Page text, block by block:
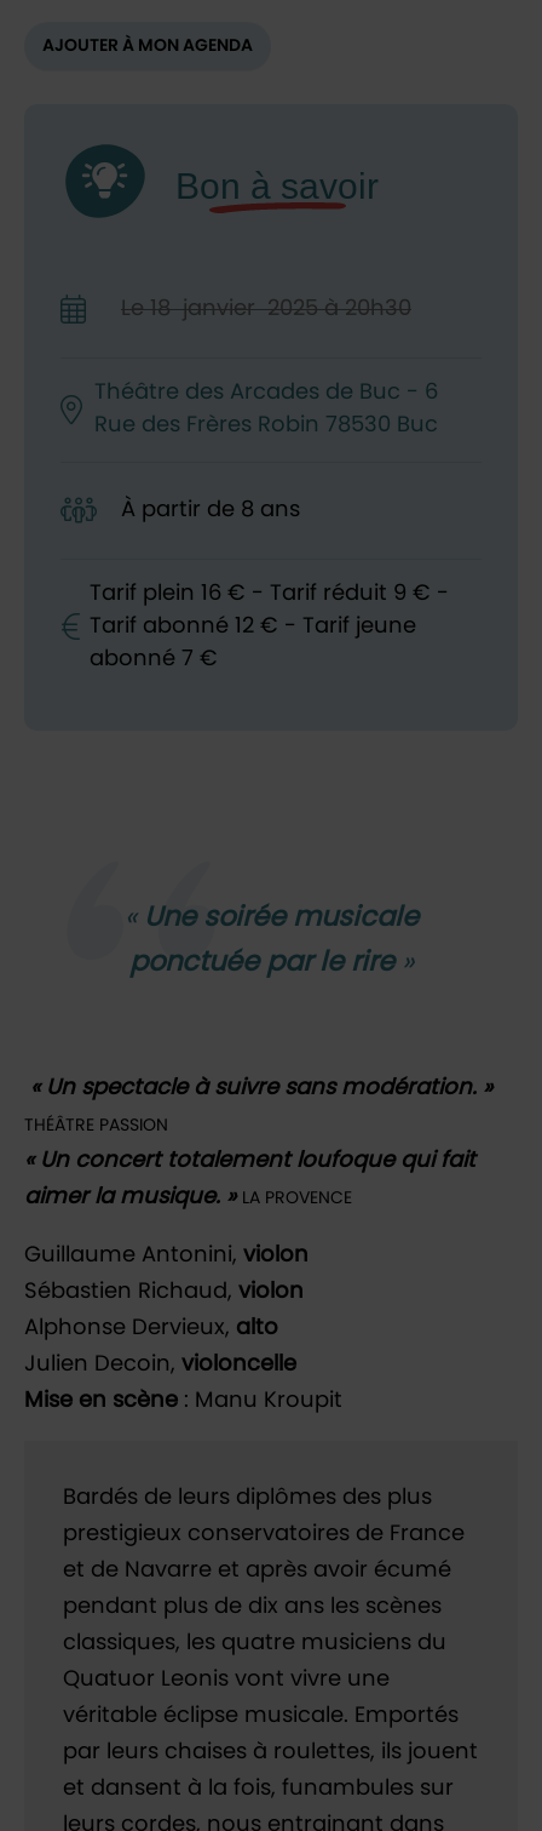
AJOUTER À MON AGENDA
Le18 janvier 2025 à 20h30
Théâtre des Arcades de Buc - 6
Rue des Frères Robin 78530 Buc
À partir de 8 ans
Tarif plein 16 € - Tarif réduit 9 € -
Tarif abonné 12 € - Tarif jeune
abonné 7 €
Une soirée musicale
ponctuée par le rire
« Un spectacle à suivre sans modération. »
THÉÂTRE PASSION
« Un concert totalement loufoque qui fait
aimer la musique. »
LA PROVENCE
Guillaume Antonini, violon
Sébastien Richaud, violon
Alphonse Dervieux, alto
Julien Decoin, violoncelle
Mise en scène : Manu Kroupit
Bardés de leurs diplômes des plus
prestigieux conservatoires de France
et de Navarre et après avoir écumé
pendant plus de dix ans les scènes
classiques, les quatre musiciens du
Quatuor Leonis vont vivre une
véritable éclipse musicale. Emportés
par leurs chaises à roulettes, ils jouent
et dansent à la fois, funambules sur
leurs cordes, nous entrainant dans